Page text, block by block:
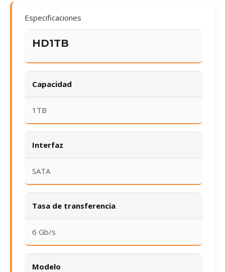
Especificaciones
HD1TB
Capacidad
1TB
Interfaz
SATA
Tasa de transferencia
6 Gb/s
Modelo